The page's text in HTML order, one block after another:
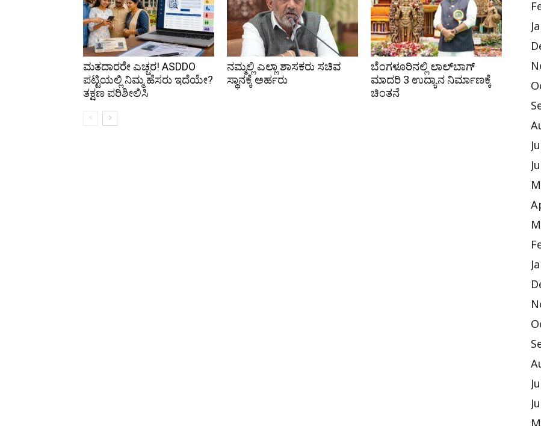
ಮತದಾರರೇ ಎಚ್ಚರ! ASDDO
ಪಟ್ಟಿಯಲ್ಲಿ ನಿಮ್ಮ ಹೆಸರು ಇದೆಯೇ?
ತಕ್ಷಣ ಪರಿಶೀಲಿಸಿ
ನಮ್ಮಲ್ಲಿ ಎಲ್ಲಾ ಶಾಸಕರು ಸಚಿವ
ಸ್ಥಾನಕ್ಕೆ ಅರ್ಹರು
ಬೆಂಗಳೂರಿನಲ್ಲಿ ಲಾಲ್‌ಬಾಗ್
ಮಾದರಿ 3 ಉದ್ಯಾನ ನಿರ್ಮಾಣಕ್ಕೆ
ಚಿಂತನೆ